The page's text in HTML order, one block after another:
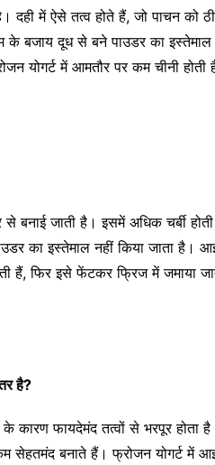
है। दही में ऐसे तत्व होते हैं, जो पाचन
के बजाय दूध से बने पाउडर का
योगर्ट में आमतौर पर कम चीनी
बनाई जाती है। इसमें अधिक चर्बी
का इस्तेमाल नहीं किया जाता है।
हैं, फिर इसे फेंटकर फ्रिज में
है?
कारण फायदेमंद तत्वों से भरपूर होता
सेहतमंद बनाते हैं। फ्रोजन योगर्ट में